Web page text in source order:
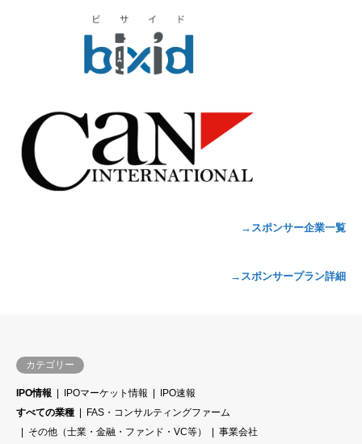
→スポンサー企業一覧
→スポンサープラン詳細
カテゴリー
IPO情報 IPOマーケット情報
IPO速報
すべての業種
FAS・コンサルティングファーム
その他（士業・金融・ファンド・VC等）
事業会社